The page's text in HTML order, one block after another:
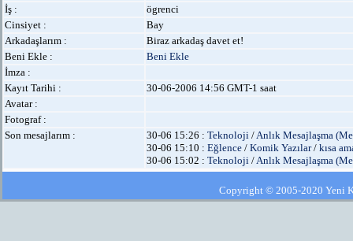
İş :
ögrenci
Cinsiyet :
Bay
Arkadaşlarım :
Biraz arkadaş davet et!
Beni Ekle :
Beni Ekle
İmza :
Kayıt Tarihi :
30-06-2006 14:56 GMT-1 saat
Avatar :
Fotograf :
Son mesajlarım :
30-06 15:26 : Teknoloji /Anlık Mesajlaşma
30-06 15:10 : Eğlence / Komik Yazılar/ kısa
30-06 15:02 : Teknoloji /Anlık Mesajlaşma
Copyright © 2005-2020 Yeni